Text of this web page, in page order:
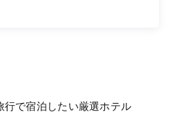
行で宿泊したい厳選ホテル